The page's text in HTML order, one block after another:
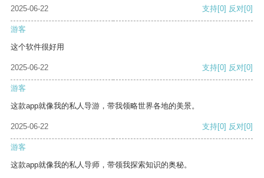
2025-06-22
支持[0] 反对[0]
游客
这个软件很好用
2025-06-22 支持[0] 反对[0]
游客
这款app就像我的私人导游，带我领略世界各地的美景。
2025-06-22 支持[0] 反对[0]
游客
这款app就像我的私人导师，带领我探索知识的奥秘。